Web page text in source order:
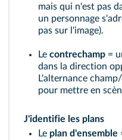
mais qui n'est pas
un personnage
pas sur l'image).
Le contrechamp =
dans la direction
L'alternance
pour mettre en
J'identifie les plans
Le plan d'ensemble